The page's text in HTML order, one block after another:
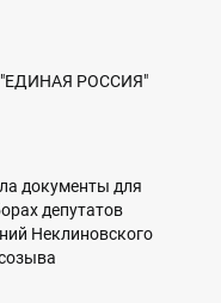
"ЕДИНАЯ РОССИЯ"
документы для
депутатов
Неклиновского